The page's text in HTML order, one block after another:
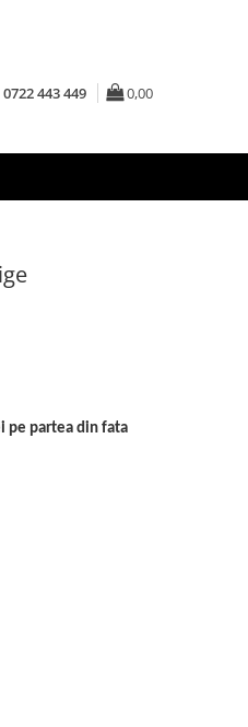
0722 443 449 0,00
pe partea din fata